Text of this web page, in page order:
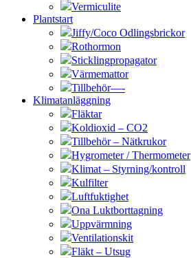
Vermiculite
Plantstart
Jiffy/Coco Odlingsbrickor
Rothormon
Sticklingpropagator
Värmemattor
Tillbehör—-
Klimatanläggning
Fläktar
Koldioxid – CO2
Tillbehör – Nätkrukor
Hygrometer / Thermometer
Klimat – Styrning/kontroll
Kulfilter
Luftfuktighet
Ona Luktborttagning
Uppvärmning
Ventilationskit
Fläkt – Utsug